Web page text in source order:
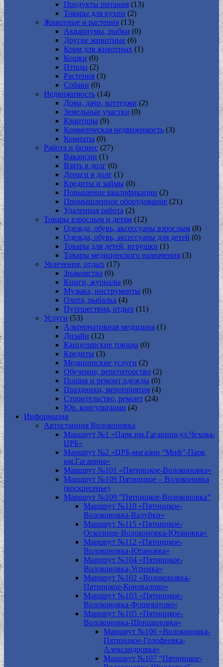
Продукты питания (13)
Товары для кухни (2)
Животные и растения (13)
Аквариумы, рыбки (0)
Другие животные (6)
Корм для животных (1)
Кошки (0)
Птицы (2)
Растения (3)
Собаки (0)
Недвижимость (14)
Дома, дачи, коттеджи (2)
Земельные участки (0)
Квартиры (9)
Коммерческая недвижимость (3)
Комнаты (0)
Работа и бизнес (27)
Вакансии (1)
Взять в долг (0)
Деньги в долг (1)
Кредиты и займы (0)
Повышение квалификации (2)
Промышленное оборудование (21)
Удаленная работа (2)
Товары взрослым и детям (12)
Одежда, обувь, аксессуары взрослым (8)
Одежда, обувь, аксессуары для детей (0)
Товары для детей, игрушки (1)
Товары медицинского назначения (3)
Увлечения, отдых (17)
Знакомства (0)
Книги, журналы (0)
Музыка, инструменты (0)
Охота, рыбалка (4)
Путешествия, отдых (11)
Услуги (53)
Альтернативная медицина (1)
Дизайн (12)
Канцелярские товары (0)
Кредиты (3)
Медицинские услуги (2)
Обучение, репетиторство (2)
Пошив и ремонт одежды (0)
Праздники, мероприятия (4)
Строительство, ремонт (24)
Юр. консультации (4)
Информация
Автостанция Волоконовка
Маршрут №1 «Парк им.Гагарина-ул.Чехова-
ЦРБ»
Маршрут №2 «ЦРБ-магазин “Миф”-Парк
им.Гагарина»
Маршрут №101 «Пятницкое-Волоконовка»
Маршрут №109 Пятницкое – Волоконовка
(воскресенье)
Маршрут №109 “Пятницкое-Волоконовка”
Маршрут №110 «Пятницкое-
Волоконовка-Валуйки»
Маршрут №115 «Пятницкое-
Осколище-Волоконовка-Ютановка»
Маршрут №112 «Пятницкое-
Волоконовка-Ютановка»
Маршрут №104 «Пятницкое-
Волоконовка-Успенка»
Маршрут №102 «Волоконовка-
Пятницкое-Коновалово»
Маршрут №103 «Пятницкое-
Волоконовка-Фощеватово»
Маршрут №105 «Пятницкое-
Волоконовка-Шеншиновка»
Маршрут №106 «Волоконовка-
Пятницкое-Голофеевка-
Александровка»
Маршрут №107 “Пятницкое-